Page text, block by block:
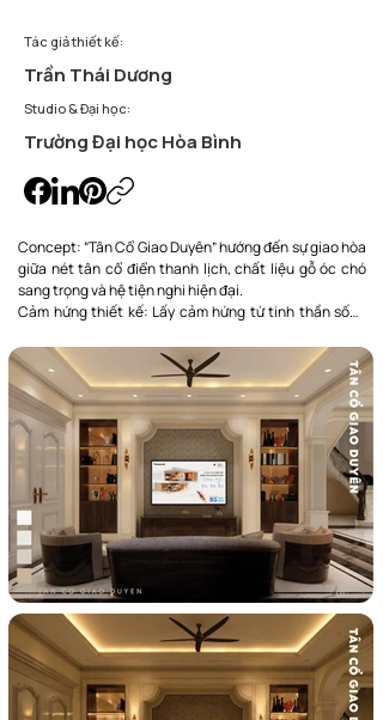
Tác giả thiết kế:
Trần Thái Dương
Studio & Đại học:
Trường Đại học Hòa Bình
Concept: “Tân Cổ Giao Duyên” hướng đến sự giao hòa
giữa nét tân cổ điển thanh lịch, chất liệu gỗ óc chó
sang trọng và hệ tiện nghi hiện đại.
Cảm hứng thiết kế: Lấy cảm hứng từ tinh thần sống
và bố cục mở để tạo nên không gian gần gũi, tinh tế.
Kết nối cá nhân & toàn mỹ: Không gian được thiết kế
để vừa đáp ứng thẩm mỹ sang trọng, vừa phục vụ nhịp
sống tiện nghi, thoải mái của gia chủ.